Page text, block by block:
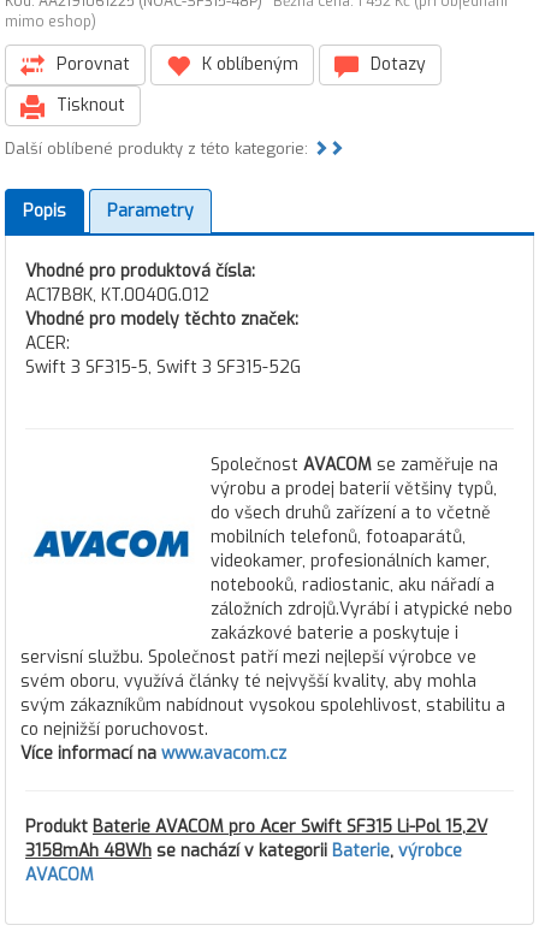
mimo eshop)
Porovnat K oblíbeným
Dotazy
Tisknout
Další oblíbené produkty z této kategorie:
Popis Parametry
Vhodné pro produktová čísla:
AC17B8K, KT.0040G.012
Vhodné pro modely těchto značek:
ACER:
Swift 3 SF315-5, Swift 3 SF315-52G
Společnost AVACOM se zaměřuje na
výrobu a prodej baterií většiny typů,
do všech druhů zařízení a to včetně
mobilních telefonů, fotoaparátů,
videokamer, profesionálních kamer,
notebooků, radiostanic, aku nářadí a
záložních zdrojů.Vyrábí i atypické nebo
zakázkové baterie a poskytuje i
servisní službu. Společnost patří mezi nejlepší výrobce ve
svém oboru, využívá články té nejvyšší kvality, aby mohla
svým zákazníkům nabídnout vysokou spolehlivost, stabilitu a
co nejnižší poruchovost.
Více informací na www.avacom.cz
Produkt Baterie AVACOM pro Acer Swift SF315 Li-Pol 15,2V
3158mAh 48Wh se nachází v kategorii Baterie, výrobce
AVACOM